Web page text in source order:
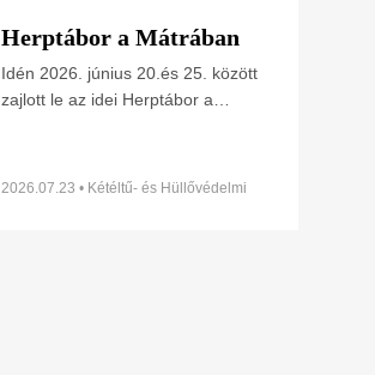
Herptábor a Mátrában
Idén 2026. június 20.és 25. között
zajlott le az idei Herptábor a
minden kétéltű- és
2026.07.23 • Kétéltű- és Hüllővédelmi